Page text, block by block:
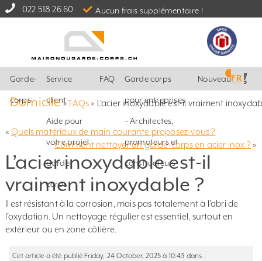
022 518 26 60 Aucun frais supplémentaire !
Garde-
corps
Service
client –
Aide pour
votre projet
garde
corps
FAQ Garde corps
pour entreprises
– Architectes,
promoteurs et
constructeurs
Nouveautés
FR
Domicile»FAQs» L’acier inoxydable est-il vraiment
« Quels matériaux de main courante proposez-vous ?
Comment nettoyer un garde-corps en acier inox ?»
L’acier inoxydable est-il
vraiment inoxydable ?
Il est résistant à la corrosion, mais pas totalement à l’abri de
l’oxydation. Un nettoyage régulier est essentiel, surtout en
extérieur ou en zone côtière.
Cet article a été publié Friday, 24 October, 2025 à 10:43 dans .